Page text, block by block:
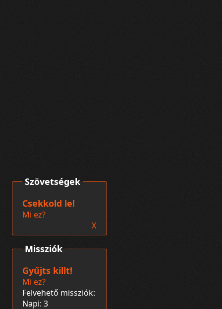
Missziók
Gyűjts killt!
Mi ez?
Felvehető missziók:
Napi: 3
Szövetségek
Csekkold le!
Mi ez?
X